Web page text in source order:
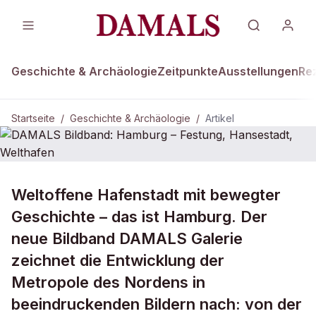
Geschichte & ArchäologieZeitpunkteAusstellungen
Startseite / Geschichte & Archäologie / Artikel
DAMALS Bildband: Hamburg –
Festung, Hansestadt, Welthafen
Weltoffene Hafenstadt mit bewegter
Geschichte – das ist Hamburg. Der
neue Bildband DAMALS Galerie
zeichnet die Entwicklung der
Metropole des Nordens in
beeindruckenden Bildern nach: von der